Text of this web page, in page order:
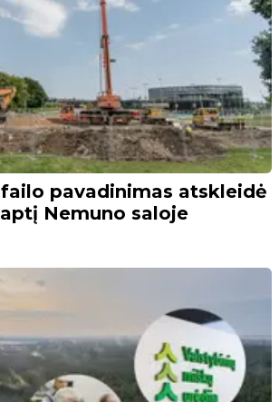
pavadinimas atskleidė
Nemuno saloje